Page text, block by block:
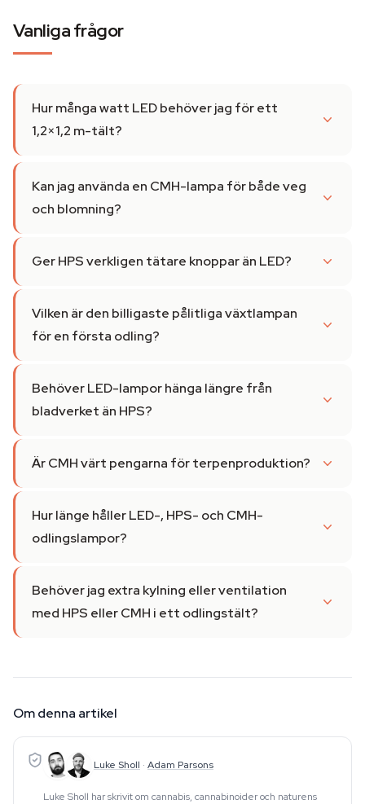
Vanliga frågor
Hur många watt LED behöver jag för ett
1,2×1,2 m-tält?
Kan jag använda en CMH-lampa för både veg
och blomning?
Ger HPS verkligen tätare knoppar än LED?
Vilken är den billigaste pålitliga växtlampan
för en första odling?
Behöver LED-lampor hänga längre från
bladverket än HPS?
Är CMH värt pengarna för terpenproduktion?
Hur länge håller LED-, HPS- och CMH-
odlingslampor?
Behöver jag extra kylning eller ventilation
med HPS eller CMH i ett odlingstält?
Om denna artikel
Luke Sholl · Adam Parsons
Luke Sholl har skrivit om cannabis, cannabinoider och naturens